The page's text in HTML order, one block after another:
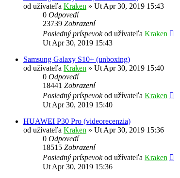
od užívateľa Kraken » Ut Apr 30, 2019 15:43
0 Odpovedí
23739 Zobrazení
Posledný príspevokod užívateľa Kraken
Ut Apr 30, 2019 15:43
Samsung Galaxy S10+ (unboxing)
od užívateľa Kraken » Ut Apr 30, 2019 15:40
0 Odpovedí
18441 Zobrazení
Posledný príspevokod užívateľa Kraken
Ut Apr 30, 2019 15:40
HUAWEI P30 Pro (videorecenzia)
od užívateľa Kraken » Ut Apr 30, 2019 15:36
0 Odpovedí
18515 Zobrazení
Posledný príspevokod užívateľa Kraken
Ut Apr 30, 2019 15:36